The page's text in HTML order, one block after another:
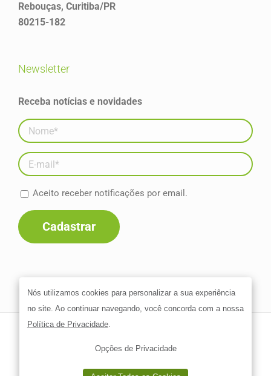
Rebouças, Curitiba/PR
80215-182
newsletter
Receba notícias e novidades
Aceito receber notificações por email.
Desenvolvido por
Nós utilizamos cookies para personalizar a sua experiência
no site. Ao continuar navegando, você concorda com a nossa
Política de Privacidade.
Opções de Privacidade